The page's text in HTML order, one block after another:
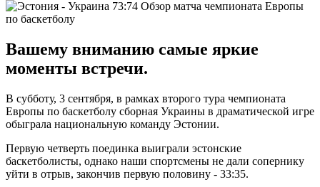
Вашему вниманию самые яркие
моменты встречи.
В субботу, 3 сентября, в рамках второго тура чемпионата
Европы по баскетболу сборная Украины в драматической игре
обыграла национальную команду Эстонии.
Первую четверть поединка выиграли эстонские
баскетболисты, однако наши спортсмены не дали сопернику
уйти в отрыв, закончив первую половину - 33:35.